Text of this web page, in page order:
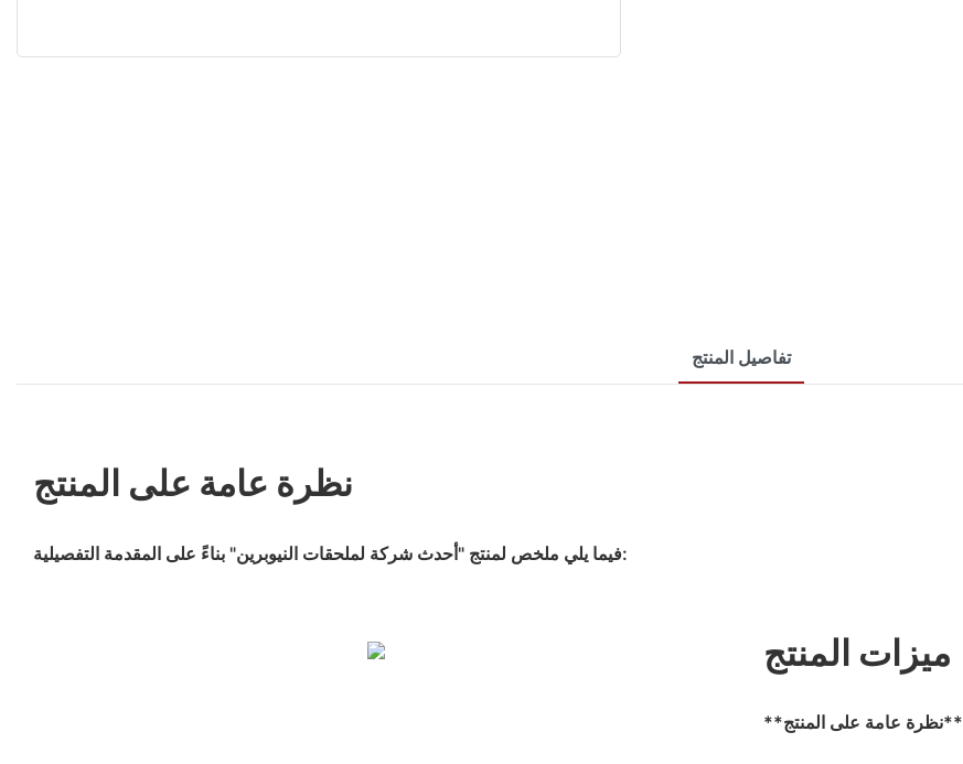
تفاصيل المنتج
نظرة عامة على المنتج
فيما يلي ملخص لمنتج "أحدث شركة لملحقات النيوبرين" بناءً على المقدمة التفصيلية:
ميزات المنتج
**نظرة عامة على المنتج**